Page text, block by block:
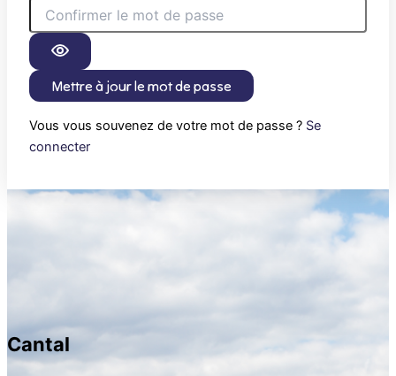
Mettre à jour le mot de passe
Vous vous souvenez de votre mot de passe ? Se
connecter
Cantal